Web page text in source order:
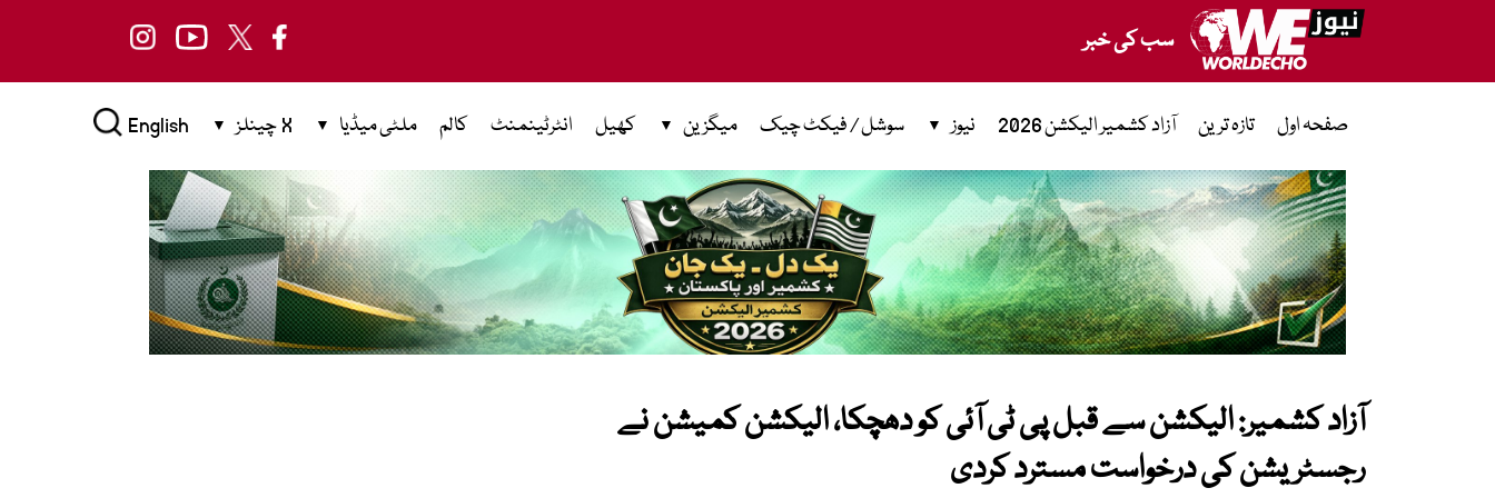
سب کی خبر
صفحہ اول تازہ ترین آزاد کشمیر الیکشن 2026 نیوز سوشل / فیکٹ چیک میگزین کھیل انٹرٹینمنٹ کالم ملٹی میڈیا X چینلز English
آزاد کشمیر: الیکشن سے قبل پی ٹی آئی کو دھچکا، الیکشن کمیشن نے
رجسٹریشن کی درخواست مسترد کردی